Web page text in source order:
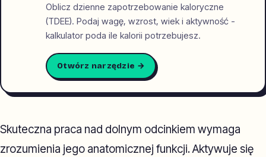
Oblicz dzienne zapotrzebowanie kaloryczne
(TDEE). Podaj wagę, wzrost, wiek i aktywność -
kalkulator poda ile kalorii potrzebujesz.
Otwórz narzędzie →
Skuteczna praca nad dolnym odcinkiem wymaga
zrozumienia jego anatomicznej funkcji. Aktywuje się